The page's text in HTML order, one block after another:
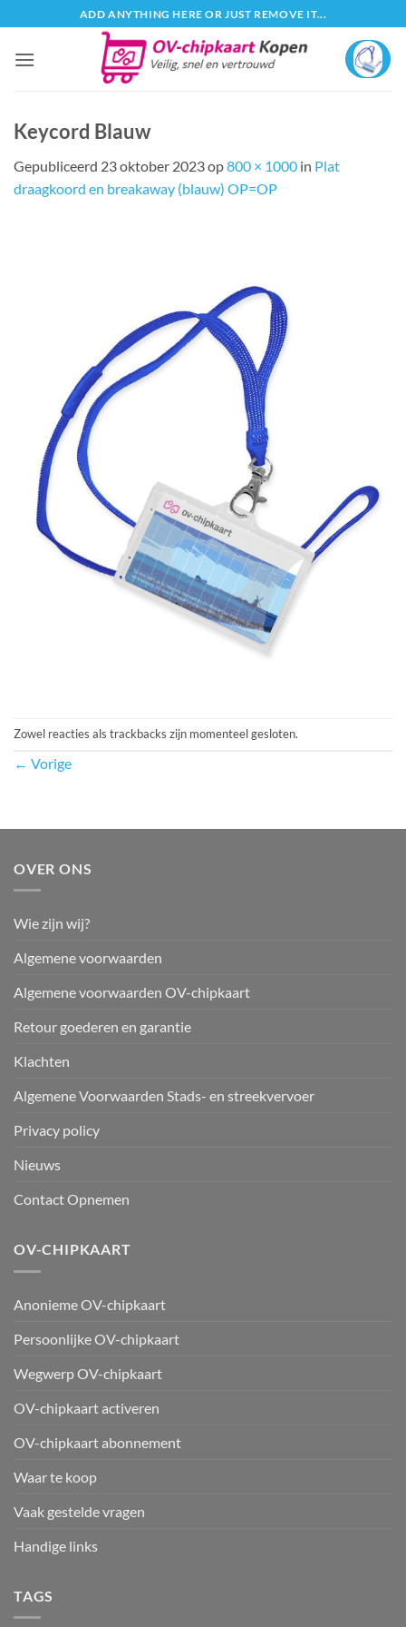
naar
inhoud
ADD ANYTHING HERE OR JUST REMOVE IT...
Keycord Blauw
Gepubliceerd 23 oktober 2023op800 × 1000 in Plat
draagkoord en breakaway (blauw) OP=OP
Zowel reacties als trackbacks zijn momenteel gesloten.
← Vorige
OVER ONS
Wie zijn wij?
Algemene voorwaarden
Algemene voorwaarden OV-chipkaart
Retour goederen en garantie
Klachten
Algemene Voorwaarden Stads- en streekvervoer
Privacy policy
Nieuws
Contact Opnemen
OV-CHIPKAART
Anonieme OV-chipkaart
Persoonlijke OV-chipkaart
Wegwerp OV-chipkaart
OV-chipkaart activeren
OV-chipkaart abonnement
Waar te koop
Vaak gestelde vragen
Handige links
TAGS